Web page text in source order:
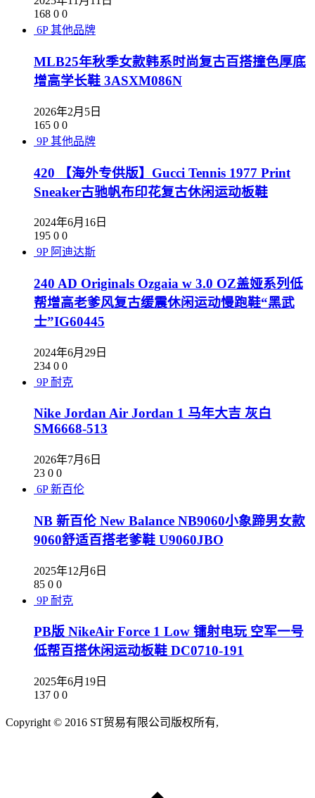
168 0 0
6P 其他品牌
MLB25年秋季女款韩系时尚复古百搭撞色厚底
增高学长鞋 3ASXM086N
2026年2月5日
165 0 0
9P 其他品牌
420 【海外专供版】Gucci Tennis 1977 Print
Sneaker古驰帆布印花复古休闲运动板鞋
2024年6月16日
195 0 0
9P 阿迪达斯
240 AD Originals Ozgaia w 3.0 OZ盖娅系列低
帮增高老爹风复古缓震休闲运动慢跑鞋“黑武
士”IG60445
2024年6月29日
234 0 0
9P 耐克
Nike Jordan Air Jordan 1 马年大吉 灰白
SM6668-513
2026年7月6日
23 0 0
6P 新百伦
NB 新百伦 New Balance NB9060小象蹄男女款
9060舒适百搭老爹鞋 U9060JBO
2025年12月6日
85 0 0
9P 耐克
PB版 NikeAir Force 1 Low 镭射电玩 空军一号
低帮百搭休闲运动板鞋 DC0710-191
2025年6月19日
137 0 0
Copyright © 2016 ST贸易有限公司版权所有,